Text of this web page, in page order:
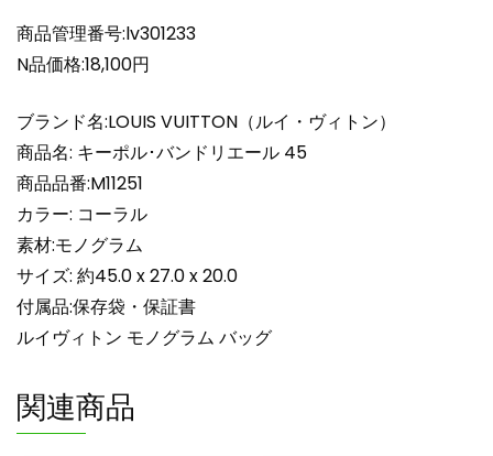
コ
ー
ル
N
品
キ
ー
ポ
ル
バ
ン
エ
ー
商品管理番号:lv301233
N品価格:18,100円
ブランド名:LOUIS VUITTON（ルイ・ヴィトン）
商品名: キーポル･バンドリエール 45
商品品番:M11251
カラー: コーラル
素材:モノグラム
サイズ: 約45.0 x 27.0 x 20.0
付属品:保存袋・保証書
ルイヴィトン モノグラム バッグ
関連商品